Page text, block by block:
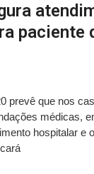
paciente
prevê que nos
médicas,
hospitalar e